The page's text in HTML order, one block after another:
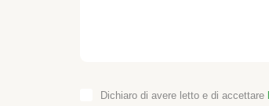
Dichiaro di avere letto e di accettare